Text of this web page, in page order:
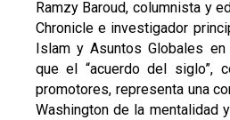
Ramzy Baroud, columnista y
Chronicle e investigador
Islam y Asuntos Globales
que el “acuerdo del siglo”,
promotores, representa una
Washington de la mentalidad